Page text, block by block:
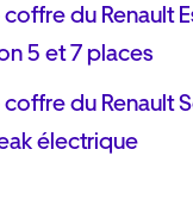
du Renault
5 et 7 places
du Renault
électrique